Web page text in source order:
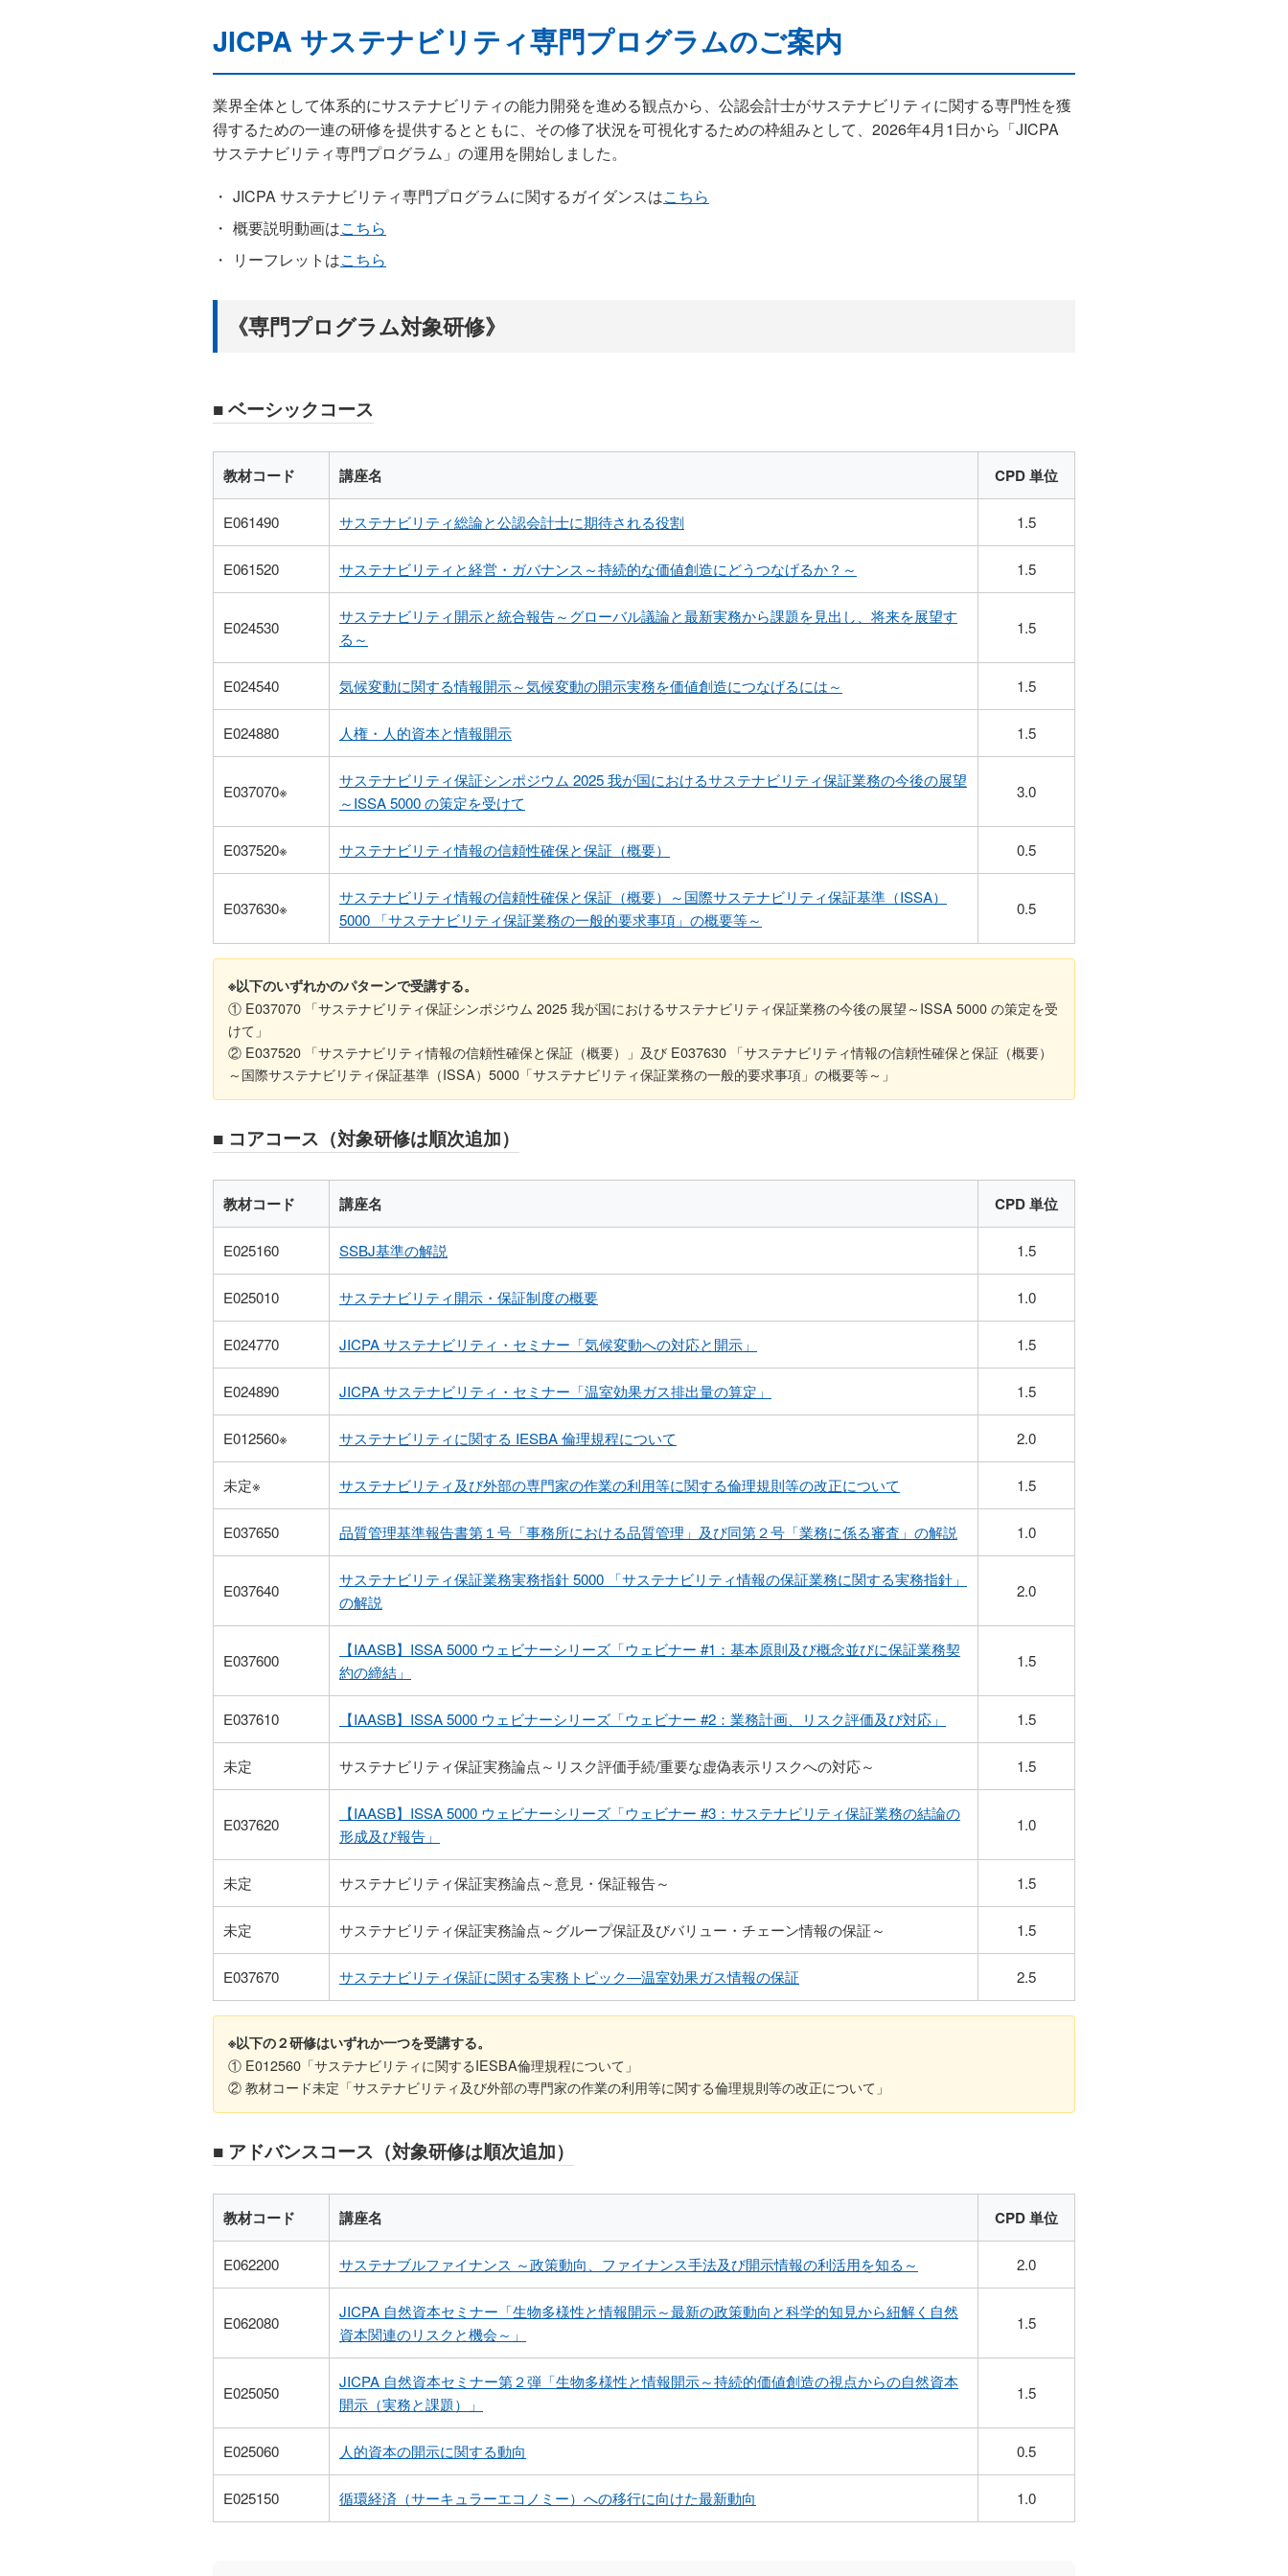
JICPA サステナビリティ専門プログラムのご案内
業界全体として体系的にサステナビリティの能力開発を進める観点から、公認会計士がサステナビリティに関する専門性を獲
得するための一連の研修を提供するとともに、その修了状況を可視化するための枠組みとして、2026年4月1日から「JICPA
サステナビリティ専門プログラム」の運用を開始しました。
JICPA サステナビリティ専門プログラムに関するガイダンスはこちら
概要説明動画はこちら
リーフレットはこちら
《専門プログラム対象研修》
■ ベーシックコース
教材コード 講座名 CPD 単位
E061490 サステナビリティ総論と公認会計士に期待される役割 1.5
E061520 サステナビリティと経営・ガバナンス～持続的な価値創造にどうつなげるか？～ 1.5
E024530
サステナビリティ開示と統合報告～グローバル議論と最新実務から課題を見出し、将来を展望す
る～
1.5
E024540 気候変動に関する情報開示～気候変動の開示実務を価値創造につなげるには～ 1.5
E024880 人権・人的資本と情報開示 1.5
E037070※
サステナビリティ保証シンポジウム 2025 我が国におけるサステナビリティ保証業務の今後の展望
～ISSA 5000 の策定を受けて
3.0
E037520※ サステナビリティ情報の信頼性確保と保証（概要） 0.5
E037630※
サステナビリティ情報の信頼性確保と保証（概要）～国際サステナビリティ保証基準（ISSA）
5000 「サステナビリティ保証業務の一般的要求事項」の概要等～
0.5
※以下のいずれかのパターンで受講する。
① E037070 「サステナビリティ保証シンポジウム 2025 我が国におけるサステナビリティ保証業務の今後の展望～ISSA 5000 の策定を受
けて」
② E037520 「サステナビリティ情報の信頼性確保と保証（概要）」及び E037630 「サステナビリティ情報の信頼性確保と保証（概要）
～国際サステナビリティ保証基準（ISSA）5000「サステナビリティ保証業務の一般的要求事項」の概要等～」
■ コアコース（対象研修は順次追加）
教材コード 講座名 CPD 単位
E025160 SSBJ基準の解説 1.5
E025010 サステナビリティ開示・保証制度の概要 1.0
E024770 JICPA サステナビリティ・セミナー「気候変動への対応と開示」 1.5
E024890 JICPA サステナビリティ・セミナー「温室効果ガス排出量の算定」 1.5
E012560※ サステナビリティに関する IESBA 倫理規程について 2.0
未定※ サステナビリティ及び外部の専門家の作業の利用等に関する倫理規則等の改正について 1.5
E037650 品質管理基準報告書第１号「事務所における品質管理」及び同第２号「業務に係る審査」の解説 1.0
E037640
サステナビリティ保証業務実務指針 5000 「サステナビリティ情報の保証業務に関する実務指針」
の解説
2.0
E037600
【IAASB】ISSA 5000 ウェビナーシリーズ「ウェビナー #1：基本原則及び概念並びに保証業務契
約の締結」
1.5
E037610 【IAASB】ISSA 5000 ウェビナーシリーズ「ウェビナー #2：業務計画、リスク評価及び対応」 1.5
未定 サステナビリティ保証実務論点～リスク評価手続/重要な虚偽表示リスクへの対応～ 1.5
E037620
【IAASB】ISSA 5000 ウェビナーシリーズ「ウェビナー #3：サステナビリティ保証業務の結論の
形成及び報告」
1.0
未定 サステナビリティ保証実務論点～意見・保証報告～ 1.5
未定 サステナビリティ保証実務論点～グループ保証及びバリュー・チェーン情報の保証～ 1.5
E037670 サステナビリティ保証に関する実務トピック―温室効果ガス情報の保証 2.5
※以下の２研修はいずれか一つを受講する。
① E012560「サステナビリティに関するIESBA倫理規程について」
② 教材コード未定「サステナビリティ及び外部の専門家の作業の利用等に関する倫理規則等の改正について」
■ アドバンスコース（対象研修は順次追加）
教材コード 講座名 CPD 単位
E062200 サステナブルファイナンス ～政策動向、ファイナンス手法及び開示情報の利活用を知る～ 2.0
E062080
JICPA 自然資本セミナー「生物多様性と情報開示～最新の政策動向と科学的知見から紐解く自然
資本関連のリスクと機会～」
1.5
E025050
JICPA 自然資本セミナー第２弾「生物多様性と情報開示～持続的価値創造の視点からの自然資本
開示（実務と課題）」
1.5
E025060 人的資本の開示に関する動向 0.5
E025150 循環経済（サーキュラーエコノミー）への移行に向けた最新動向 1.0